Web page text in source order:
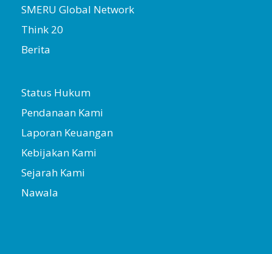
SMERU Global Network
Think 20
Berita
Status Hukum
Pendanaan Kami
Laporan Keuangan
Kebijakan Kami
Sejarah Kami
Nawala